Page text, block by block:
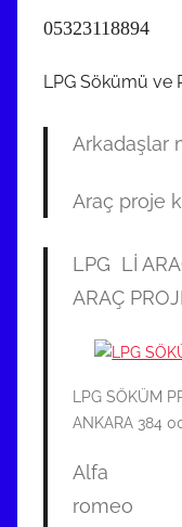
05323118894
LPG Sökümü ve
Arkadaşlar
Araç proje
LPG Lİ
ARAÇ
LPG SÖKÜM
ANKARA 384
Alfa
romeo